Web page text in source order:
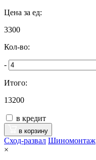
Цена за ед:
3300
Кол-во:
-
Итого:
13200
в кредит
в корзину
Сход-развал Шиномонтаж
×